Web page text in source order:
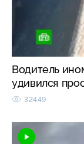
Водитель
удивился
32449